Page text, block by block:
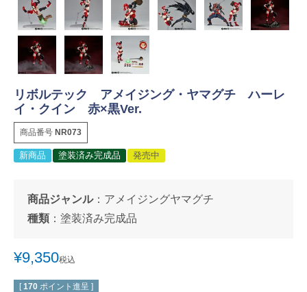
リボルテック アメイジング・ヤマグチ ハーレ
イ・クイン 赤×黒Ver.
商品番号 NR073
新商品 塗装済み完成品 発売中
商品ジャンル： アメイジングヤマグチ
種類 ： 塗装済み完成品
¥9,350税込
[ 170 ポイント進呈 ]